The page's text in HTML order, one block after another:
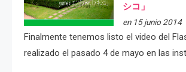
シコ」
en 15 junio 2014
Finalmente tenemos listo el video del
realizado el pasado 4 de mayo en las